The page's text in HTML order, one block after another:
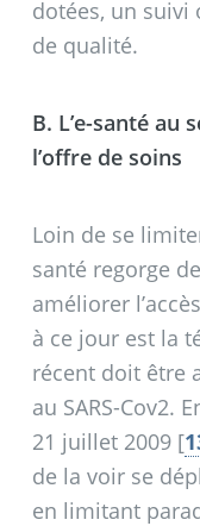
dotées, un suivi
de qualité.
B. L’e-santé au
l’offre de soins
Loin de se
santé regorge
améliorer
à ce jour est la
récent doit être
au SARS-Cov2.
21 juillet 2009[
de la voir se
en limitant